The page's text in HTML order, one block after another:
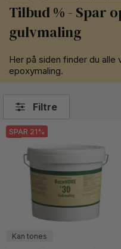
Tilbud % - Spar
gulvmaling
Her på siden finder du alle
epoxymaling.
Filtre
SPAR 21%